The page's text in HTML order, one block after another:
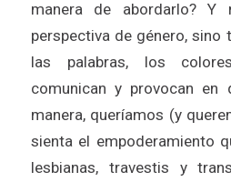
manera de abordarlo?
perspectiva de género, sino
las palabras, los
comunican y provocan en
manera, queríamos (y
sienta el empoderamiento
lesbianas, travestis y